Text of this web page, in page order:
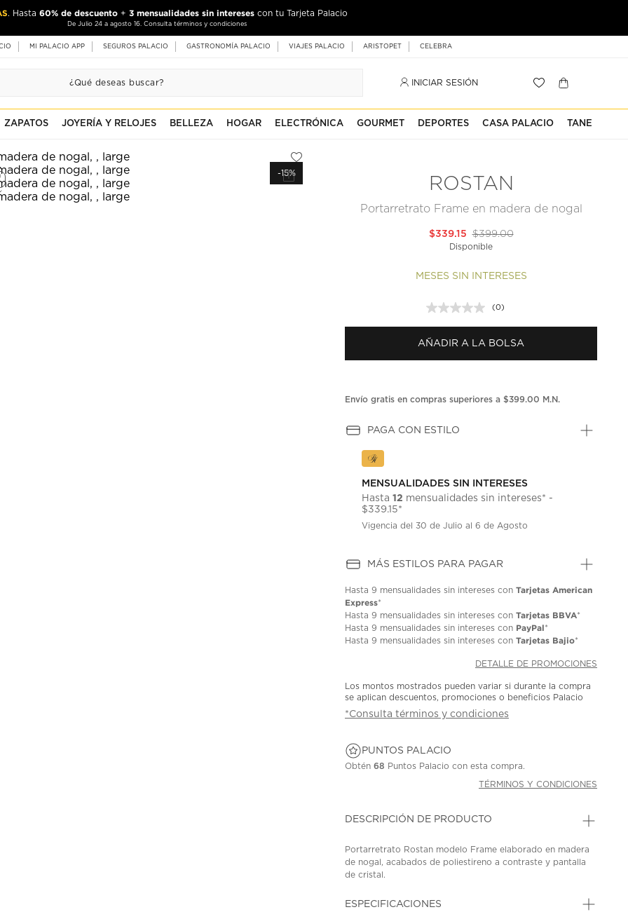
. Hasta 60% de descuento + 3 mensualidades sin intereses con tu Tarjeta Palacio
De Julio 24 a agosto 16. Consulta términos y condiciones
MI PALACIO APP SEGUROS PALACIO GASTRONOMÍA PALACIO VIAJES PALACIO ARISTOPET CELEBRA
INICIAR SESIÓN
ZAPATOS JOYERÍA Y RELOJES BELLEZA HOGAR ELECTRÓNICA GOURMET DEPORTES CASA PALACIO TANE
-15%
ROSTAN
Portarretrato Frame en madera de nogal
$399.00
$339.15
Disponible
MESES SIN INTERESES
Sin
puntuación.
en
la
(0)
AÑADIR A LA BOLSA
Envío gratis en compras superiores a $399.00 M.N.
PAGA CON ESTILO
MENSUALIDADES SIN INTERESES
Hasta12 mensualidades sin intereses* -
$339.15*
Vigencia del 30 de Julio al 6 de Agosto
MÁS ESTILOS PARA PAGAR
Hasta9 mensualidades sin intereses conTarjetas American
Express*
Hasta9 mensualidades sin intereses conTarjetas BBVA*
Hasta9 mensualidades sin intereses con PayPal*
Hasta9 mensualidades sin intereses conTarjetas Bajio*
DETALLE DE PROMOCIONES
Los montos mostrados pueden variar si durante la compra
se aplican descuentos, promociones o beneficios Palacio
*Consulta términos y condiciones
PUNTOS PALACIO
Obtén68 Puntos Palacio con esta compra.
TÉRMINOS Y CONDICIONES
DESCRIPCIÓN DE PRODUCTO
Portarretrato Rostan modelo Frame elaborado en madera
de nogal, acabados de poliestireno a contraste y pantalla
de cristal.
ESPECIFICACIONES